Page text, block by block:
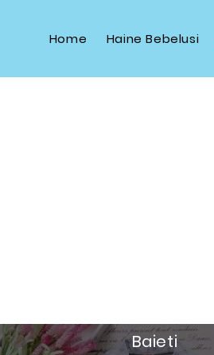
Home Haine Bebelusi
Baieti